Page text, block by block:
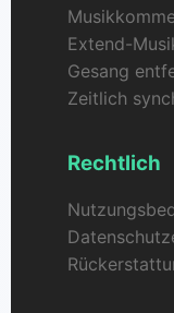
Extend-
Gesang
Zeitlich
Rechtlich